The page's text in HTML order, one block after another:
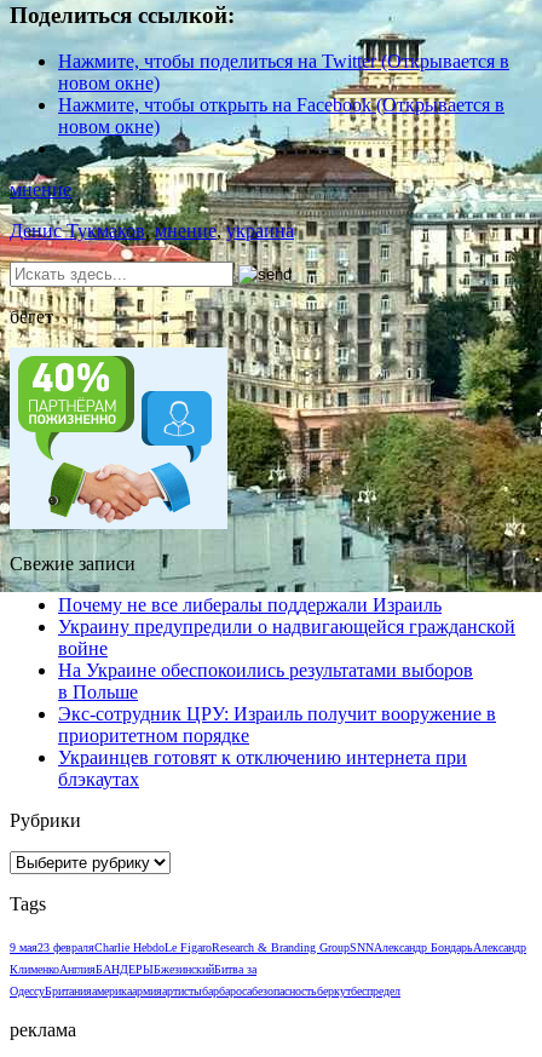
Поделиться ссылкой:
Нажмите, чтобы поделиться на Twitter (Открывается в
новом окне)
Нажмите, чтобы открыть на Facebook (Открывается в
новом окне)
мнение
Денис Тукмаков,мнение,украина
бегет
Свежие записи
Почему не все либералы поддержали Израиль
Украину предупредили о надвигающейся гражданской
войне
На Украине обеспокоились результатами выборов
в Польше
Экс-сотрудник ЦРУ: Израиль получит вооружение в
приоритетном порядке
Украинцев готовят к отключению интернета при
блэкаутах
Рубрики
Рубрики
Tags
9 мая23 февраляCharlie HebdoLe FigaroResearch & Branding GroupSNNАлександр БондарьАлександр
КлименкоАнглияБАНДЕРЫБжезинскийБитва за
ОдессуБританияамерикаармияартистыбарбаросабезопасностьберкутбеспредел
реклама